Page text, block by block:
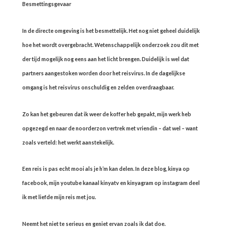
Besmettingsgevaar
In de directe omgeving is het besmettelijk. Het nog niet geheel duidelijk
hoe het wordt overgebracht. Wetenschappelijk onderzoek zou dit met
der tijd mogelijk nog eens aan het licht brengen. Duidelijk is wel dat
partners aangestoken worden door het reisvirus. In de dagelijkse
omgang is het reisvirus onschuldig en zelden overdraagbaar.
Zo kan het gebeuren dat ik weer de koffer heb gepakt, mijn werk heb
opgezegd en naar de noorderzon vertrek met vriendin – dat wel – want
zoals verteld: het werkt aanstekelijk.
Een reis is pas echt mooi als je h’m kan delen. In deze blog, kinya op
facebook, mijn youtube kanaal kinyatv en kinyagram op instagram deel
ik met liefde mijn reis met jou.
Neemt het niet te serieus en geniet ervan zoals ik dat doe.